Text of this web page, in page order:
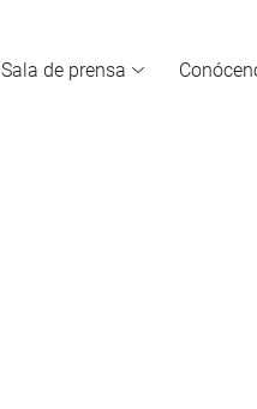
Sala de prensa